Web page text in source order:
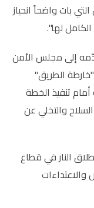
بات واضحاً انحياز
لها".
إلى مجلس الأمن
"خارطة الطريق"
أمام تنفيذ الخطة
والتخلي عن
النار في قطاع
والاعتداءات